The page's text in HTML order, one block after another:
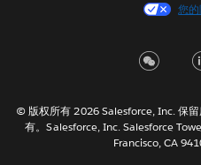
Français
한
您
© 版权所有 2026 Salesforce, Inc. 保
有。Salesforce, Inc. Salesforce
Francisco, CA